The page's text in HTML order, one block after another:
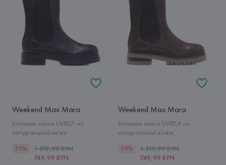
Weekend Max Mara
Ботинки челси LIVREA из
натуральной кожи
50%
1 519,99 BYN
749,99 BYN
Weekend Max Mara
Ботинки челси LIVREA из
натуральной кожи
50%
1 519,99 BYN
749,99 BYN